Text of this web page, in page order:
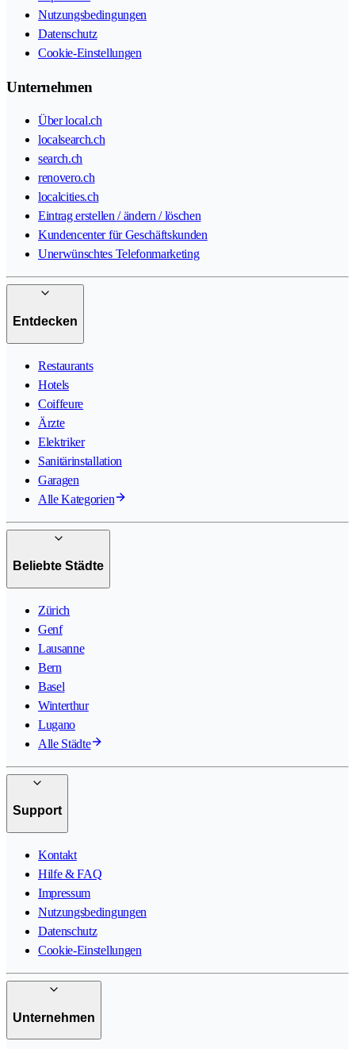
Nutzungsbedingungen
Datenschutz
Cookie-Einstellungen
Unternehmen
Über local.ch
localsearch.ch
search.ch
renovero.ch
localcities.ch
Eintrag erstellen / ändern / löschen
Kundencenter für Geschäftskunden
Unerwünschtes Telefonmarketing
Entdecken
Restaurants
Hotels
Coiffeure
Ärzte
Elektriker
Sanitärinstallation
Garagen
Alle Kategorien
Beliebte Städte
Zürich
Genf
Lausanne
Bern
Basel
Winterthur
Lugano
Alle Städte
Support
Kontakt
Hilfe & FAQ
Impressum
Nutzungsbedingungen
Datenschutz
Cookie-Einstellungen
Unternehmen